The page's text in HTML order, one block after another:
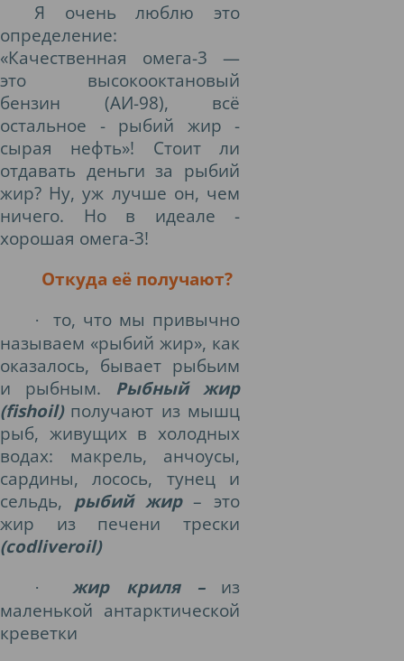
Я очень люблю это
определение:
«Качественная омега-3 —
это высокооктановый
бензин (АИ-98), всё
остальное - рыбий жир -
сырая нефть»! Стоит ли
отдавать деньги за рыбий
жир? Ну, уж лучше он, чем
ничего. Но в идеале -
хорошая омега-3!
Откуда её получают?
·
то, что мы привычно
называем «рыбий жир», как
оказалось, бывает рыбьим
и рыбным. Рыбный жир
(fishoil)получают из мышц
рыб, живущих в холодных
водах: макрель, анчоусы,
сардины, лосось, тунец и
сельдь, рыбий жир– это
жир из печени трески
(сodliveroil)
· жир криля –из
маленькой антарктической
креветки